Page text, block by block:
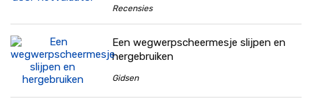
Recensies
Een wegwerpscheermesje slijpen en
hergebruiken
Gidsen